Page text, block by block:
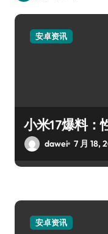
安卓资讯
小米17爆料：
dawei 7 月 18,
安卓资讯